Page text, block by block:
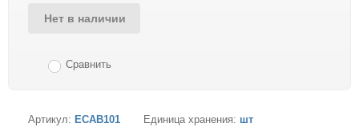
Нет в наличии
Сравнить
Артикул: ECAB101 Единица хранения: шт